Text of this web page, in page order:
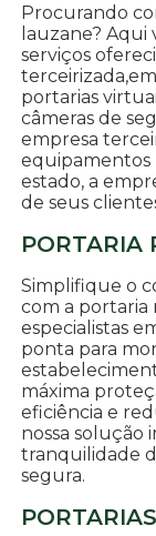
Procurando
lauzane? Aqui
serviços
portarias
câmeras de
empresa
equipamentos
estado, a
de seus
PORTARIA
Simplifique o
com a portaria
especialistas
ponta para
máxima
eficiência e
nossa solução
tranquilidade
segura.